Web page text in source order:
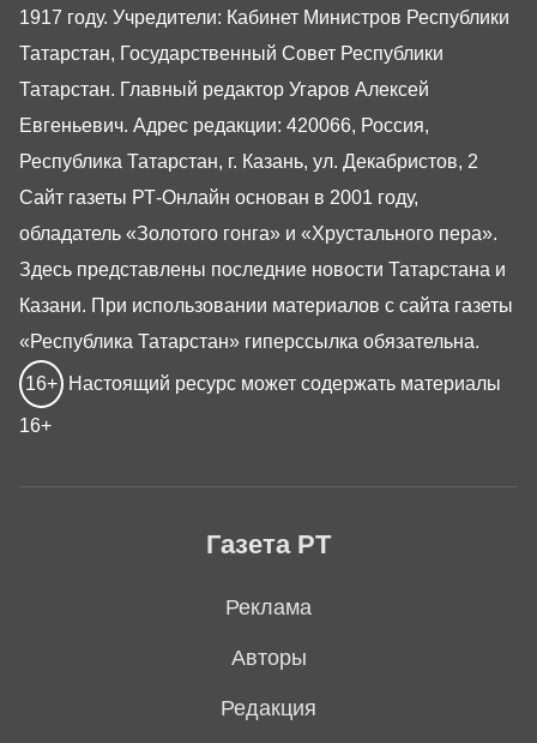
Газета РТ
Реклама
Авторы
Редакция
1917 году. Учредители: Кабинет Министров Республики
Татарстан, Государственный Совет Республики
Татарстан. Главный редактор Угаров Алексей
Евгеньевич. Адрес редакции: 420066, Россия,
Республика Татарстан, г. Казань, ул. Декабристов, 2
Сайт газеты РТ-Онлайн основан в 2001 году,
обладатель «Золотого гонга» и «Хрустального пера».
Здесь представлены последние новости Татарстана и
Казани. При использовании материалов с сайта газеты
«Республика Татарстан» гиперссылка обязательна.
16+ Настоящий ресурс может содержать материалы
16+